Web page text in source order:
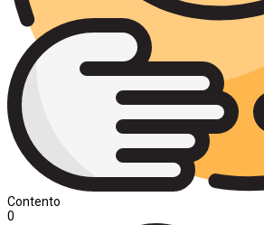
Contento
0